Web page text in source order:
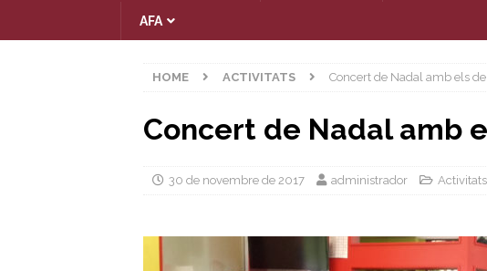
AFA
HOME ACTIVITATS Concert de Nadal amb els de
Concert de Nadal amb
30 de novembre de 2017 administrador Activitats